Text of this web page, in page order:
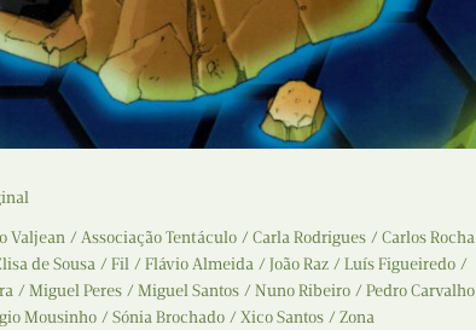
Recolha
Reedição
Tertúlias
Web BD
Valjean Associação Tentáculo Carla Rodrigues
Carlos Rocha
de Sousa Fil Flávio Almeida João Raz
Luís Figueiredo
Miguel Peres Miguel Santos Nuno Ribeiro
Pedro Carvalho
Mousinho Sónia Brochado Xico Santos Zona